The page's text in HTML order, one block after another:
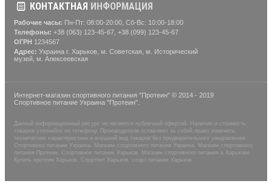
КОНТАКТНАЯ ИНФОРМАЦИЯ
Рабочие часы: Пн-Пт: 08:00-20:00, Сб-Вс: 10:00-18:00
Телефоны: +38 (063) 123-45-67, +38 (099) 123-45-67
ОГРН 1234567
Адрес: Украина г. Харьков, м. Советская, м. Исторический
музей, м. Алексеевская
Интернет-магазин спортивного питания "Протеин" © 2014 - 2019
Спортивное питание Украина "Протеин".
Данный информационный ресурс не является публичной офертой. Наличие и стоимость
товаров уточняйте по телефону. Производители оставляют за собой право изменять
технические характеристики и внешний вид товаров без предварительного уведомления.
Спортивное питание Украина. Магазин спортивного питания Украина. Магазин спортивного
питания Протеин. Спортивное питание Харьков. Магазин спортивного питания в Харькове.
Купить протеин Харьков. Спортпит Харьков, спорт питание Харьков